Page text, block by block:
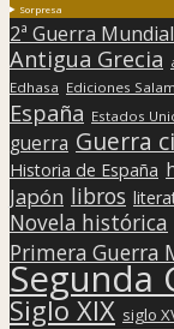
Sorpresa
2ª Guerra
Antigua Grecia
Edhasa Ediciones
España Estados
guerra Guerra
Historia de España
Japón libros
Novela histórica
Primera Guerra
Segunda
Siglo XIX siglo